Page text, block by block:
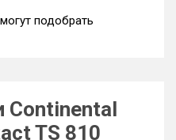
подобрать
Continental
TS 810